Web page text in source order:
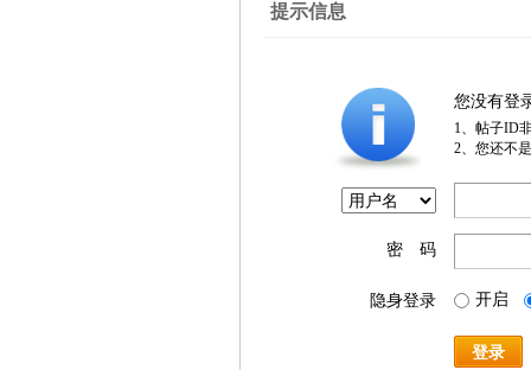
提示信息
您没有登
1、帖子ID
2、您还不
密 码
隐身登录 开启
登录